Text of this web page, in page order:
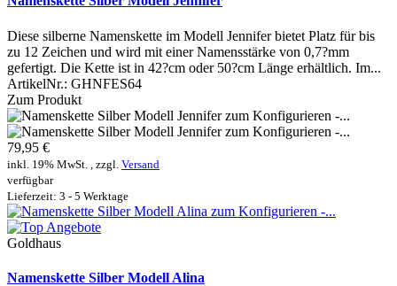
Diese silberne Namenskette im Modell Jennifer bietet Platz für bis
zu 12 Zeichen und wird mit einer Namensstärke von 0,7?mm
gefertigt. Die Kette ist in 42?cm oder 50?cm Länge erhältlich. Im...
ArtikelNr.: GHNFES64
Zum Produkt
79,95 €
inkl. 19% MwSt. , zzgl. Versand
verfügbar
Lieferzeit: 3 - 5 Werktage
Goldhaus
Namenskette Silber Modell Alina